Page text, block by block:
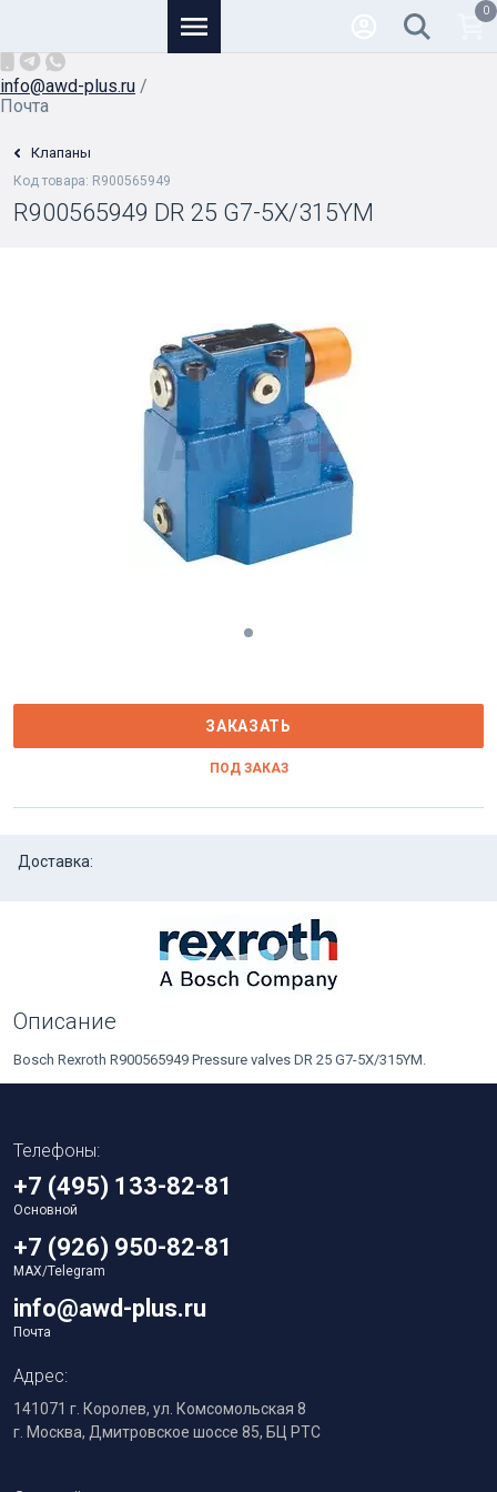
info@awd-plus.ru /
Почта
0
Клапаны
Код товара: R900565949
R900565949 DR 25 G7-5X/315YM
ЗАКАЗАТЬ
ПОД ЗАКАЗ
Доставка:
Описание
Bosch Rexroth R900565949 Pressure valves DR 25 G7-5X/315YM.
Телефоны:
+7 (495) 133-82-81
Основной
+7 (926) 950-82-81
MAX/Telegram
info@awd-plus.ru
Почта
Адрес:
141071 г. Королев, ул. Комсомольская 8
г. Москва, Дмитровское шоссе 85, БЦ РТС